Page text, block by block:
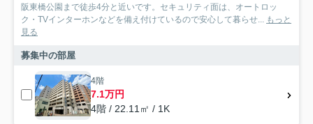
阪東橋公園まで徒歩4分と近いです。セキュリティ面は、オートロッ
ク・TVインターホンなどを備え付けているので安心して暮らせ...
もっと
見る
募集中の部屋
4階
7.1万円
4階 / 22.11㎡ / 1K